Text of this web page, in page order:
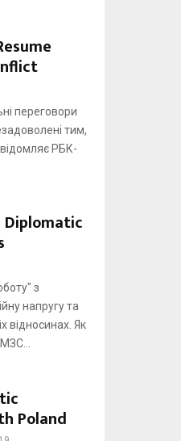
переговори
тим,
РБК-
Diplomatic
з
напругу та
відносинах. Як
Poland